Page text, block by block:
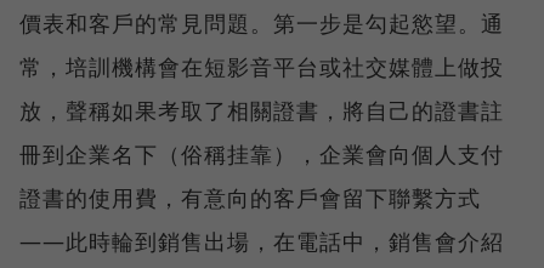
價表和客戶的常見問題。第一步是勾起慾望。通
常，培訓機構會在短影音平台或社交媒體上做投
放，聲稱如果考取了相關證書，將自己的證書註
冊到企業名下（俗稱挂靠），企業會向個人支付
證書的使用費，有意向的客戶會留下聯繫方式
——此時輪到銷售出場，在電話中，銷售會介紹